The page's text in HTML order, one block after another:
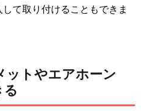
て取り付けることもできま
ットやエアホーン
る